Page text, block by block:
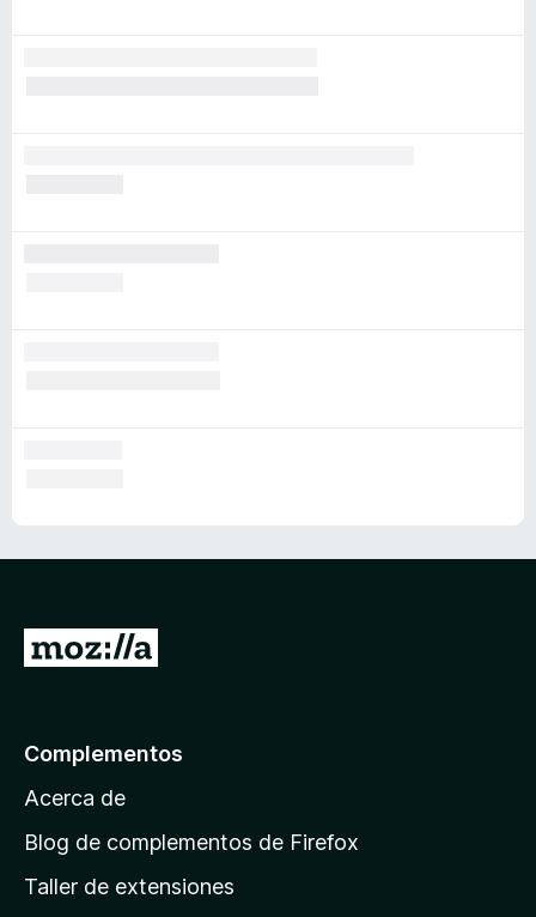
p
á
Complementos
Acerca de
Blog de complementos de Firefox
Taller de extensiones